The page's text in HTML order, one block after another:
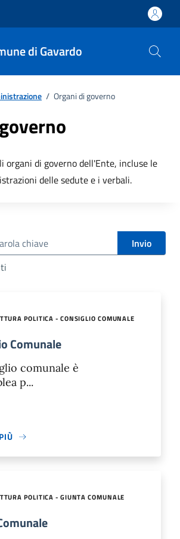
di Gavardo
/ Organi di governo
organi di governo dell'Ente, incluse le
delle sedute e i verbali.
Invio
POLITICA - CONSIGLIO COMUNALE
Comunale
comunale è
p...
POLITICA - GIUNTA COMUNALE